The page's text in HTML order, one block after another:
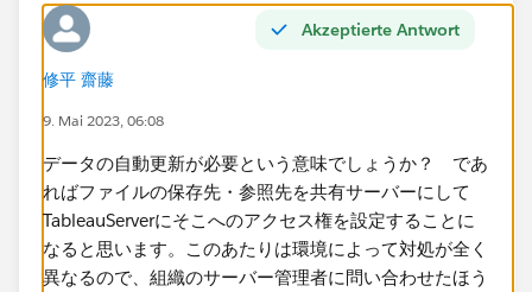
Akzeptierte Antwort
修平 齋藤
9. Mai 2023, 06:08
データの自動更新が必要という意味でしょうか？ ​であ
ればファイルの保存先・参照先を共有サーバーにして
TableauServerにそこへのアクセス権を設定することに
なると思います。このあたりは環境によって対処が全く
異なるので、組織のサーバー管理者に問い合わせたほう